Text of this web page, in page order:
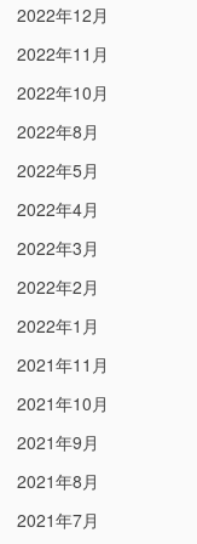
2022年12月
2022年11月
2022年10月
2022年8月
2022年5月
2022年4月
2022年3月
2022年2月
2022年1月
2021年11月
2021年10月
2021年9月
2021年8月
2021年7月